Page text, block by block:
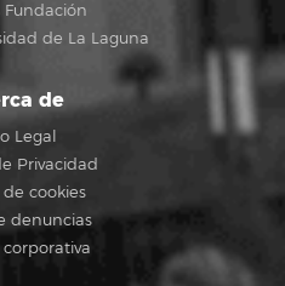
Fundación
de La Laguna
de
Legal
Privacidad
cookies
denuncias